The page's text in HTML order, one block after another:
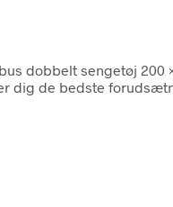
dobbelt sengetøj
dig de bedste